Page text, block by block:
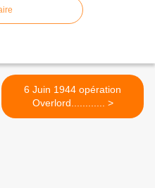
6 Juin 1944 opération
Overlord............ >